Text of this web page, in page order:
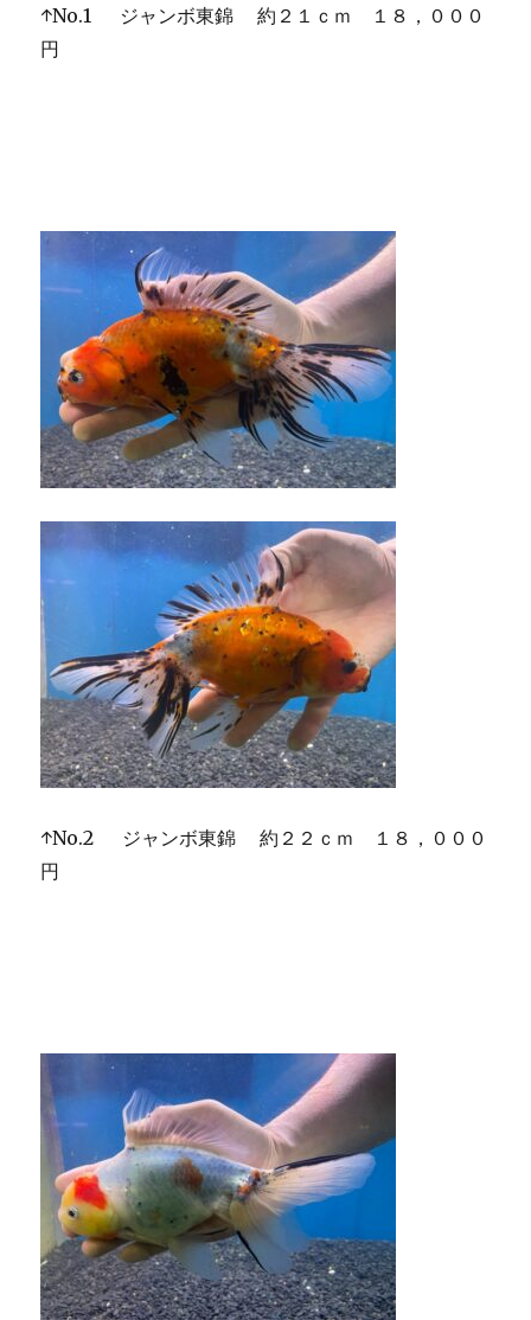
↑No.1 ジャンボ東錦 約２１ｃｍ １８，０００
円
↑No.2 ジャンボ東錦 約２２ｃｍ １８，０００
円